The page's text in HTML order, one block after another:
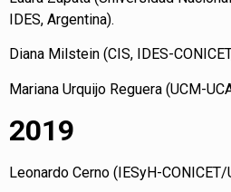
IDES, Argentina).
Diana Milstein (CIS, IDES-
Mariana Urquijo Reguera (UCM-
2019
Leonardo Cerno (IESyH-